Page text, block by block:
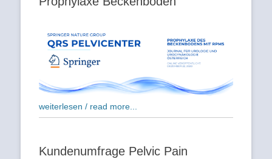
weiterlesen / read more...
Kundenumfrage Pelvic Pain